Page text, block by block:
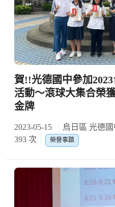
賀!!光德國中參加
活動～滾球大集合榮
金牌
2023-05-15 烏日區 光德
393 次
榮譽事蹟